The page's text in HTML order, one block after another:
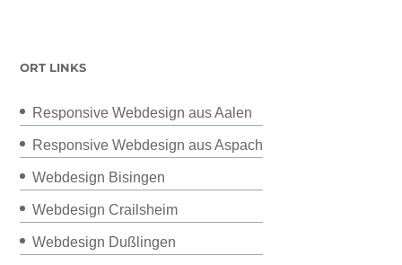
ORT LINKS
Responsive Webdesign aus Aalen
Responsive Webdesign aus Aspach
Webdesign Bisingen
Webdesign Crailsheim
Webdesign Dußlingen